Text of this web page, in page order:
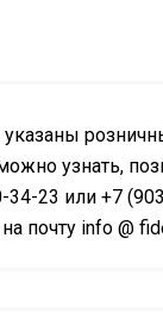
узнать,
34-23 или +7
почту info @